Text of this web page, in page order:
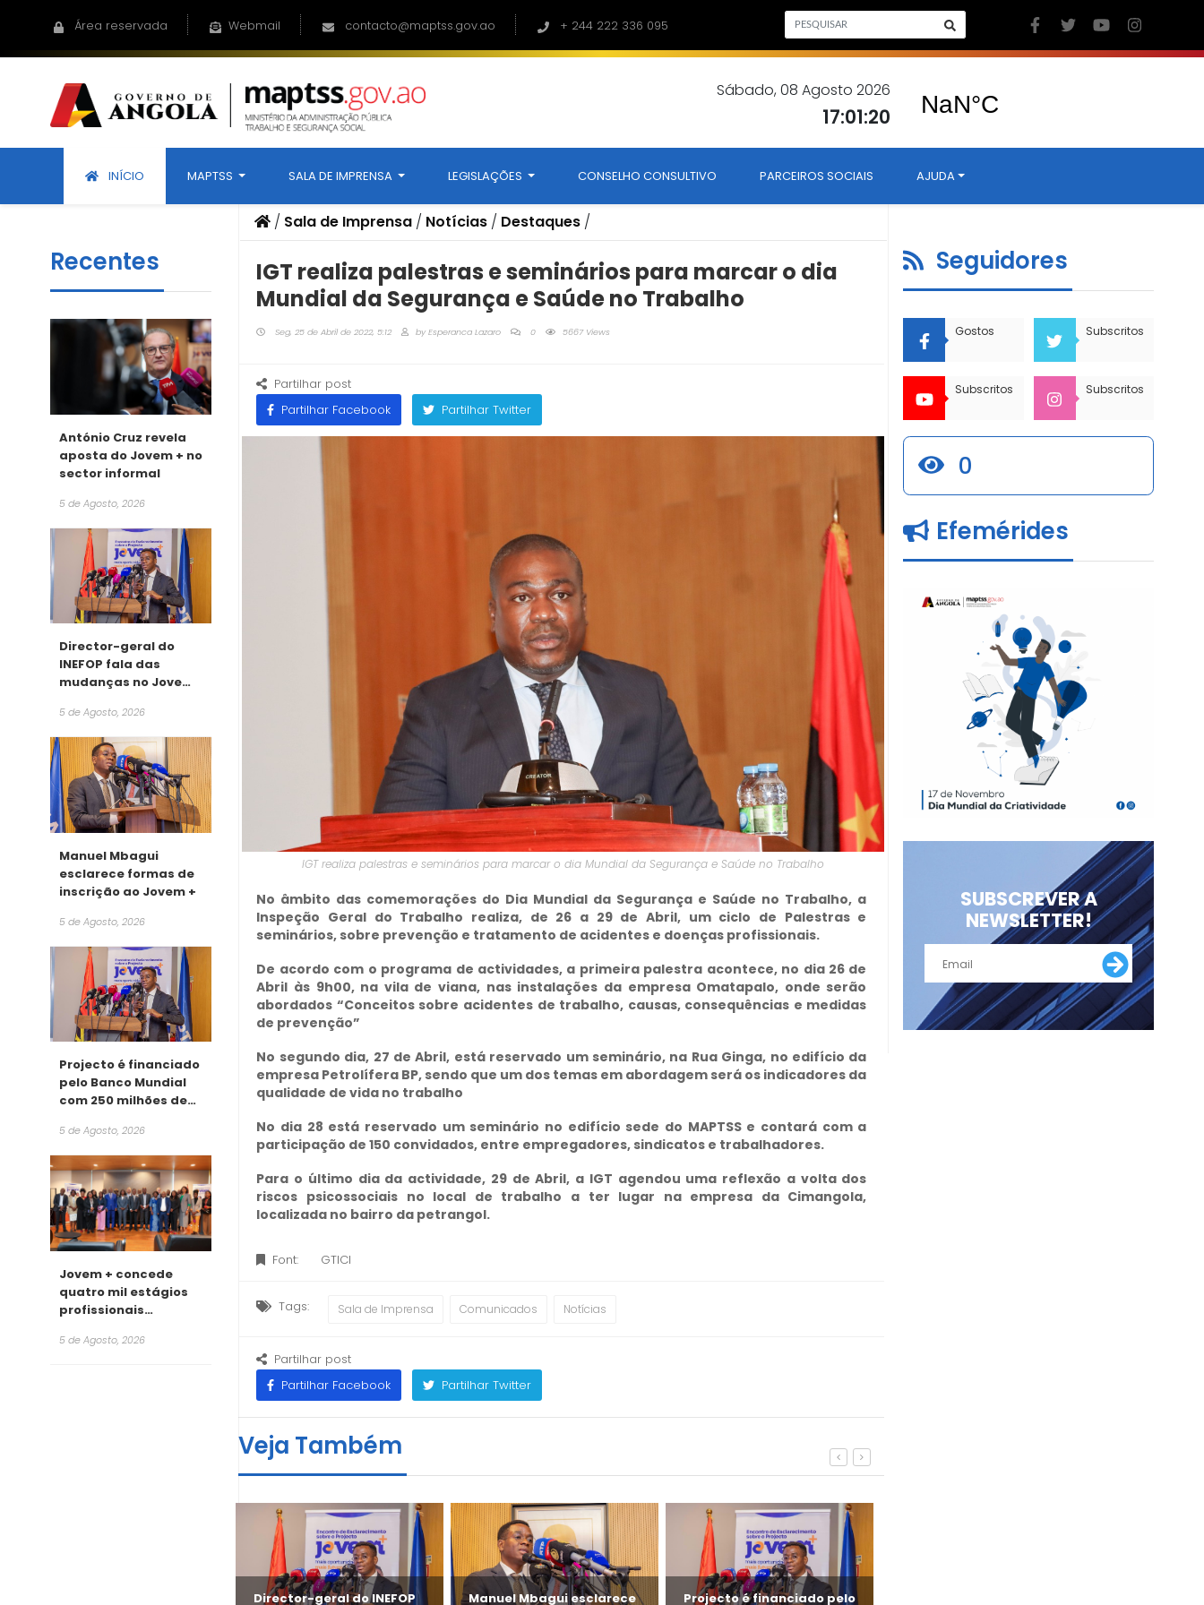
Área reservada Webmail contacto@maptss.gov.ao + 244 222 336 095
Sábado, 08 Agosto 2026
17:01:21
INÍCIO MAPTSS SALA DE IMPRENSA LEGISLAÇÕES CONSELHO CONSULTIVO PARCEIROS SOCIAIS AJUDA
Recentes
António Cruz revela
aposta do Jovem + no
sector informal
5 de Agosto, 2026
Director-geral do
INEFOP fala das
mudanças no Jovem
5 de Agosto, 2026
Manuel Mbagui
esclarece formas de
inscrição ao Jovem +
5 de Agosto, 2026
Projecto é financiado
pelo Banco Mundial
com 250 milhões de
5 de Agosto, 2026
Jovem + concede
quatro mil estágios
profissionais
2026
5 de Agosto, 2026
/ Sala de Imprensa / Notícias / Destaques /
IGT realiza palestras e seminários para marcar o dia
Mundial da Segurança e Saúde no Trabalho
Seg, 25 de Abril de 2022, 5:12 byEsperanca Lazaro 0 5667 Views
Partilhar post
Partilhar Facebook
Partilhar Twitter
IGT realiza palestras e seminários para marcar o dia Mundial da Segurança e Saúde no Trabalho
No âmbito das comemorações do Dia Mundial da Segurança e Saúde no Trabalho, a
Inspeção Geral do Trabalho realiza, de 26 a 29 de Abril, um ciclo de Palestras e
seminários, sobre prevenção e tratamento de acidentes e doenças profissionais.
De acordo com o programa de actividades, a primeira palestra acontece, no dia 26 de
Abril às 9h00, na vila de viana, nas instalações da empresa Omatapalo, onde serão
abordados “Conceitos sobre acidentes de trabalho, causas, consequências e medidas
de prevenção”
No segundo dia, 27 de Abril, está reservado um seminário, na Rua Ginga, no edifício da
empresa Petrolífera BP, sendo que um dos temas em abordagem será os indicadores da
qualidade de vida no trabalho
No dia 28 está reservado um seminário no edifício sede do MAPTSS e contará com a
participação de 150 convidados, entre empregadores, sindicatos e trabalhadores.
Para o último dia da actividade, 29 de Abril, a IGT agendou uma reflexão a volta dos
riscos psicossociais no local de trabalho a ter lugar na empresa da Cimangola,
localizada no bairro da petrangol.
Font: GTICI
Tags: Sala de Imprensa Comunicados Notícias
Partilhar post
Partilhar Facebook
Partilhar Twitter
Veja Também
Director-geral do INEFOP
Manuel Mbagui esclarece
Projecto é financiado pelo
Seguidores
Gostos Subscritos
Subscritos Subscritos
0
Efemérides
SUBSCREVER A
NEWSLETTER!